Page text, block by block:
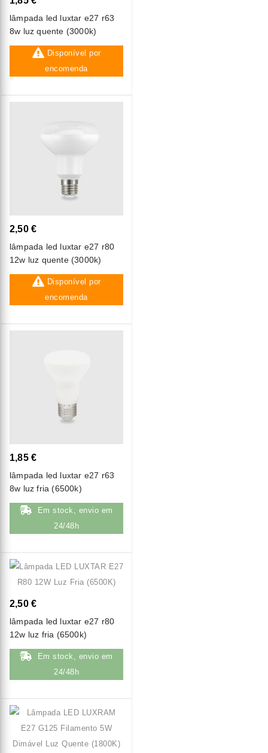
lâmpada led luxtar e27 r63
8w luz quente (3000k)
Disponível por
encomenda
2,50 €
lâmpada led luxtar e27 r80
12w luz quente (3000k)
Disponível por
encomenda
1,85 €
lâmpada led luxtar e27 r63
8w luz fria (6500k)
Em stock, envio em
24/48h
2,50 €
lâmpada led luxtar e27 r80
12w luz fria (6500k)
Em stock, envio em
24/48h